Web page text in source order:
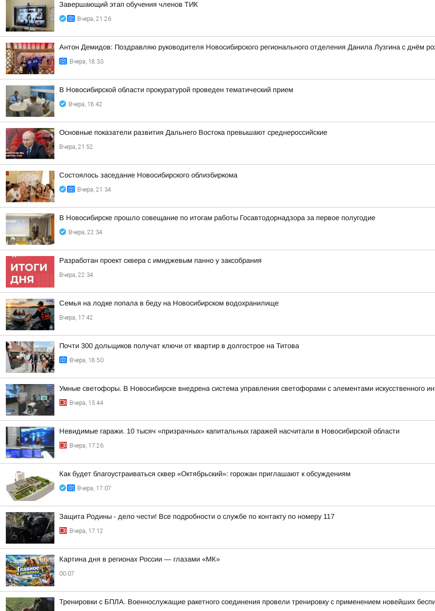
Завершающий этап обучения членов ТИК
Вчера, 21:26
Антон Демидов: Поздравляю руководителя Новосибирского регионального отделения Данила Лузгина с днём
Вчера, 18:33
В Новосибирской области прокуратурой проведен тематический прием
Вчера, 18:42
Основные показатели развития Дальнего Востока превышают среднероссийские
Вчера, 21:52
Состоялось заседание Новосибирского облизбиркома
Вчера, 21:34
В Новосибирске прошло совещание по итогам работы Госавтодорнадзора за первое полугодие
Вчера, 22:34
Разработан проект сквера с имиджевым панно у заксобрания
Вчера, 22:34
Семья на лодке попала в беду на Новосибирском водохранилище
Вчера, 17:42
Почти 300 дольщиков получат ключи от квартир в долгострое на Титова
Вчера, 18:50
Умные светофоры. В Новосибирске внедрена система управления светофорами с элементами искусственного
Вчера, 15:44
Невидимые гаражи. 10 тысяч «призрачных» капитальных гаражей насчитали в Новосибирской области
Вчера, 17:26
Как будет благоустраиваться сквер «Октябрьский»: горожан приглашают к обсуждениям
Вчера, 17:07
Защита Родины - дело чести! Все подробности о службе по контакту по номеру 117
Вчера, 17:12
Картина дня в регионах России — глазами «МК»
00:07
Тренировки с БПЛА. Военнослужащие ракетного соединения провели тренировку с применением новейших